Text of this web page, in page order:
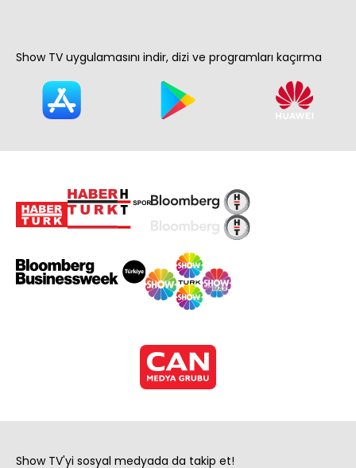
Show TV uygulamasını indir, dizi ve programları kaçırma
Show TV'yi sosyal medyada da takip et!